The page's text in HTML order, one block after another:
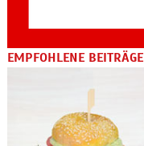
EMPFOHLENE BEITRÄGE